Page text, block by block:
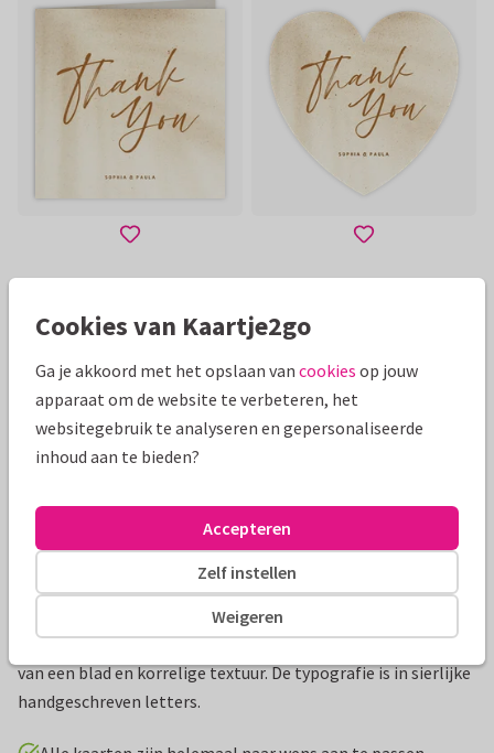
Mooie extra's bij je kaart
Productinformatie
Een save the date kaart in natuurlijk stijl met een schaduw
van een blad en korrelige textuur. De typografie is in sierlijke
handgeschreven letters.
Cookies van Kaartje2go
Ga je akkoord met het opslaan van cookies op jouw
apparaat om de website te verbeteren, het
websitegebruik te analyseren en gepersonaliseerde
inhoud aan te bieden?
Weigeren
Zelf instellen
Accepteren